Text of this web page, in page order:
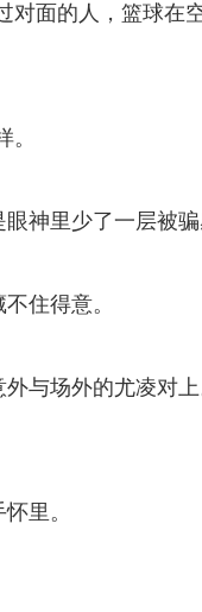
对面的人，篮球在
神里少了一层被
住得意。
与场外的尤凌对上
里。